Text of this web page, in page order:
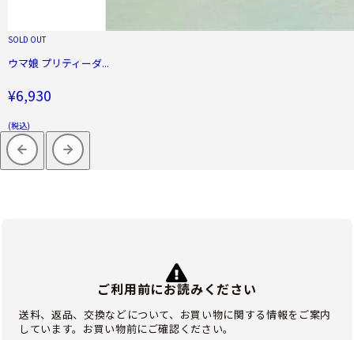
SOLD OUT
ウマ娘 プリティーダ...
¥6,930
(税込)
ご利用前にお読みください
送料、返品、交換などについて、お買い物に関する情報をご案内
しています。お買い物前にご確認ください。